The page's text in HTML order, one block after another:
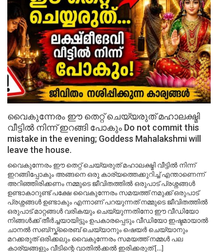
വൈകുന്നേരം ഈ തെറ്റ് ചെയ്യരുത് മഹാലക്ഷ്മി
വീട്ടിൽ നിന്ന് ഇറങ്ങി പോകും Do not commit this
mistake in the evening; Goddess Mahalakshmi will
leave the house.
വൈകുന്നേരം ഈ തെറ്റ് ചെയ്യരുത് മഹാലക്ഷ്മി വീട്ടിൽ നിന്ന്
ഇറങ്ങിപ്പോകും അങ്ങനെ ഒരു കാര്യത്തെക്കുറിച്ച് എന്താണെന്ന്
അറിഞ്ഞിരിക്കണം നമ്മുടെ ജീവിതത്തിൽ ഒരുപാട് പ്രശ്നങ്ങൾ
ഉണ്ടാകാറുണ്ട് പക്ഷേ വൈകുന്നേരം സമയത്ത് നമുക്ക് ഒരുപാട്
പ്രശ്നങ്ങൾ ഉണ്ടാകും എന്നാണ് പറയുന്നത് നമ്മുടെ ജീവിതത്തിൽ
ഒരുപാട് മാറ്റങ്ങൾ വരികയും ചെയ്യുന്നതിനോ ഈ വീഡിയോ
നിങ്ങൾക്ക് തീർച്ചയായിട്ടും ഉപകാരപ്പെടും വീഡിയോ ഇഷ്ടമായാൽ
ചാനൽ സബ്സ്ക്രൈബ് ചെയ്യാനും ഷെയർ ചെയ്യാനും
മറക്കരുത് ഒരിക്കലും വൈകുന്നേരം സമയത്ത് നമ്മൾ പല
കാര്യങ്ങളും വീടിന്റെ വാതിൽക്കൽ ഇരിക്കരുത് […]